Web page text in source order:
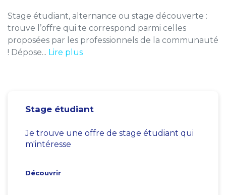
Stage étudiant, alternance ou stage découverte :
trouve l’offre qui te correspond parmi celles
proposées par les professionnels de la communauté
! Dépose... Lire plus
Stage étudiant
Je trouve une offre de stage étudiant qui
m'intéresse
Découvrir